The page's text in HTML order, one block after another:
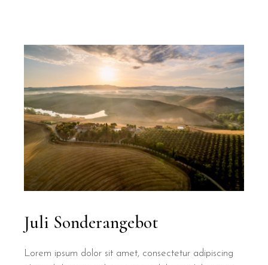
Juli Sonderangebot
Lorem ipsum dolor sit amet, consectetur adipiscing